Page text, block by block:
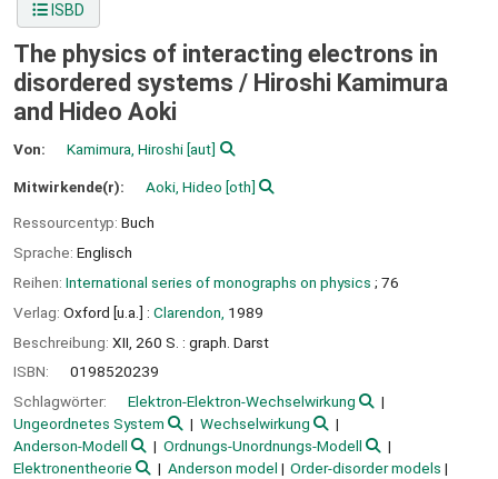
ISBD
The physics of interacting electrons in
disordered systems / Hiroshi Kamimura
and Hideo Aoki
Von: Kamimura, Hiroshi[aut]
Mitwirkende(r): Aoki, Hideo [oth]
Ressourcentyp: Buch
Sprache: Englisch
Reihen: International series of monographs on physics ; 76
Verlag: Oxford [u.a.] : Clarendon, 1989
Beschreibung: XII, 260 S. : graph. Darst
ISBN:
0198520239
Schlagwörter:
Elektron-Elektron-Wechselwirkung
Ungeordnetes System
Wechselwirkung
Anderson-Modell
Ordnungs-Unordnungs-Modell
Elektronentheorie
Anderson model
Order-disorder models